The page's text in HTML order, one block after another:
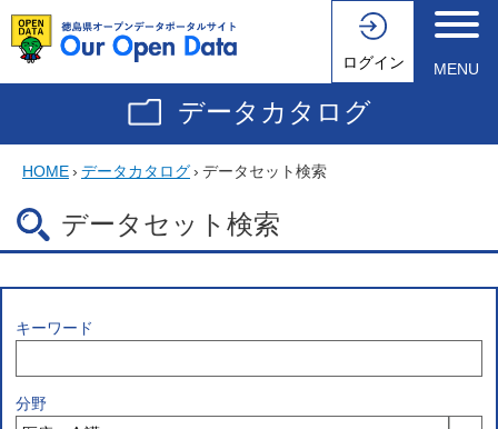
ログイン MENU
データカタログ
HOME› データカタログ› データセット検索
データセット検索
キーワード
分野